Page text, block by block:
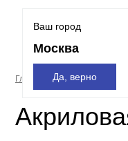
Ваш город
Москва
Да, верно
Главная страница